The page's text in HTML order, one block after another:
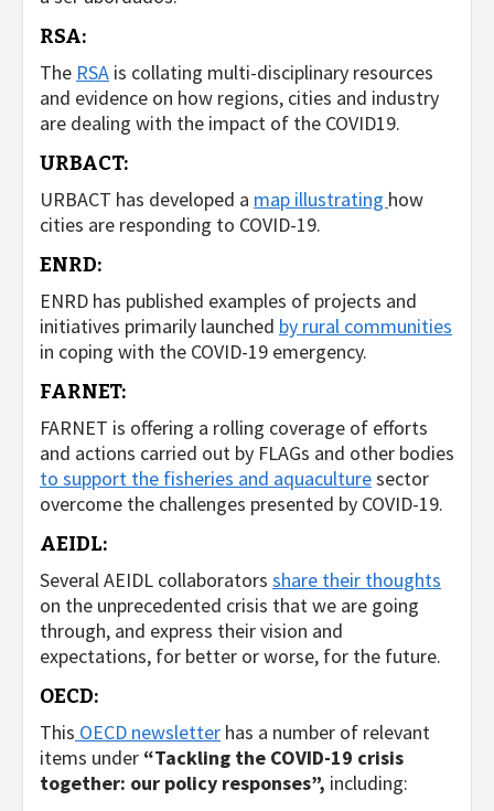
RSA:
The RSA is collating multi-disciplinary resources
and evidence on how regions, cities and industry
are dealing with the impact of the COVID19.
URBACT:
URBACT has developed a map illustrating how
cities are responding to COVID-19.
ENRD:
ENRD has published examples of projects and
initiatives primarily launched by rural communities
in coping with the COVID-19 emergency.
FARNET:
FARNET is offering a rolling coverage of efforts
and actions carried out by FLAGs and other bodies
to support the fisheries and aquaculturesector
overcome the challenges presented by COVID-19.
AEIDL:
Several AEIDL collaborators share their thoughts
on the unprecedented crisis that we are going
through, and express their vision and
expectations, for better or worse, for the future.
OECD:
This OECD newsletter has a number of relevant
items under “Tackling the COVID-19 crisis
together: our policy responses”, including: